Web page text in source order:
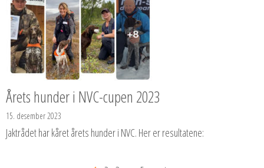
Årets hunder i NVC-cupen 2023
15. desember 2023
Jaktrådet har kåret årets hunder i NVC. Her er resultatene: